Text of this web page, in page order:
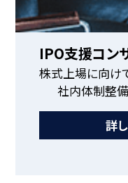
IPO支援コン
株式上場に向け
社内体制整
詳